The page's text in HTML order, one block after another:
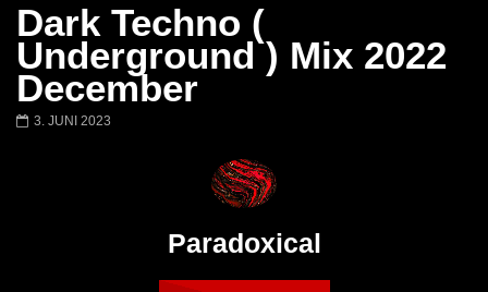
01:29:06
Dark Techno (
Underground ) Mix 2022
December
3. JUNI 2023
Paradoxical